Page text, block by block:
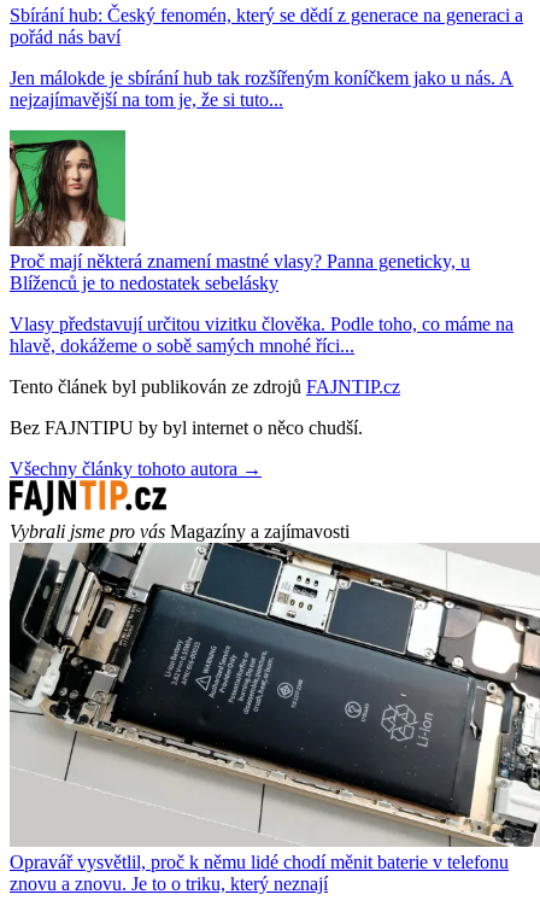
Sbírání hub: Český fenomén, který se dědí z generace na generaci a
pořád nás baví
Jen málokde je sbírání hub tak rozšířeným koníčkem jako u nás. A
nejzajímavější na tom je, že si tuto...
Proč mají některá znamení mastné vlasy? Panna geneticky, u
Blíženců je to nedostatek sebelásky
Vlasy představují určitou vizitku člověka. Podle toho, co máme na
hlavě, dokážeme o sobě samých mnohé říci...
Tento článek byl publikován ze zdrojů FAJNTIP.cz
Bez FAJNTIPU by byl internet o něco chudší.
Všechny články tohoto autora →
Vybrali jsme pro vás Magazíny a zajímavosti
Opravář vysvětlil, proč k němu lidé chodí měnit baterie v telefonu
znovu a znovu. Je to o triku, který neznají